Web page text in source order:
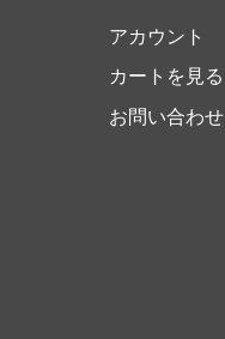
アカウント
カートを見る
お問い合わせ